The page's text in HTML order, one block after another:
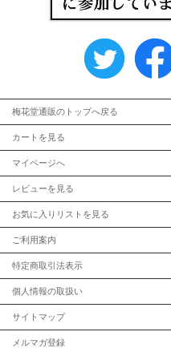
梅花堂通販のトップへ戻る
カートを見る
マイページへ
レビューを見る
お気に入りリストを見る
ご利用案内
特定商取引法表示
個人情報の取扱い
サイトマップ
メルマガ登録